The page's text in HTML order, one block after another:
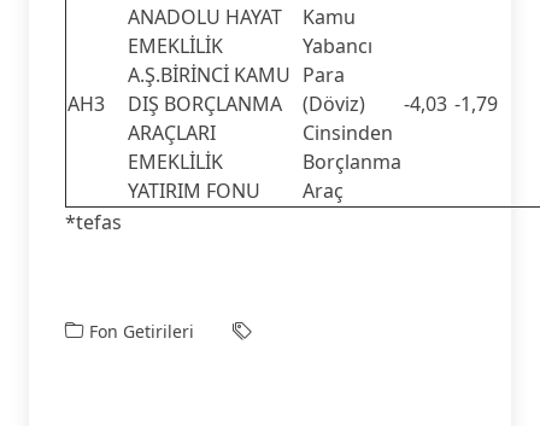
AH3
ANADOLU HAYAT
EMEKLİLİK
A.Ş.BİRİNCİ KAMU
DIŞ BORÇLANMA
ARAÇLARI
EMEKLİLİK
YATIRIM FONU
Kamu
Yabancı
Para
(Döviz)
Cinsinden
Borçlanma
Araç
-4,03 -1,79
*tefas
Fon Getirileri